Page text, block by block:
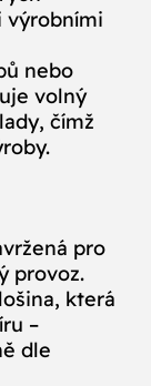
výrobními
nebo
volný
čímž
pro
provoz.
která
–
dle